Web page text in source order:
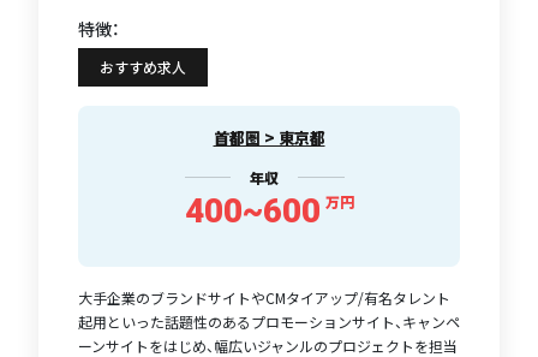
特徴：
おすすめ求人
首都圏 > 東京都
年収
400~600 万円
大手企業のブランドサイトやCMタイアップ/有名タレント
起用といった話題性のあるプロモーションサイト、キャンペ
ーンサイトをはじめ、幅広いジャンルのプロジェクトを担当